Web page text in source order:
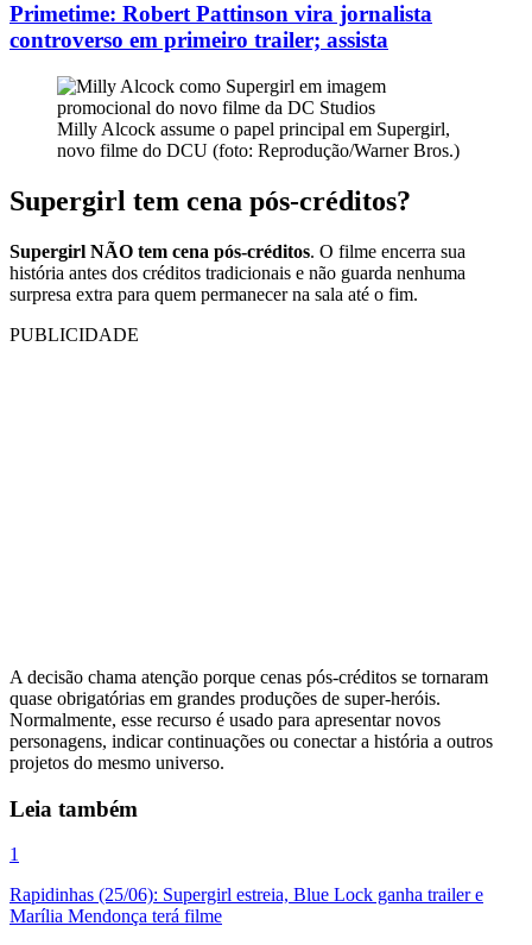
Primetime: Robert Pattinson vira jornalista
controverso em primeiro trailer; assista
Milly Alcock assume o papel principal em Supergirl,
novo filme do DCU (foto: Reprodução/Warner Bros.)
Supergirl tem cena pós-créditos?
Supergirl NÃO tem cena pós-créditos. O filme encerra sua
história antes dos créditos tradicionais e não guarda nenhuma
surpresa extra para quem permanecer na sala até o fim.
PUBLICIDADE
A decisão chama atenção porque cenas pós-créditos se tornaram
quase obrigatórias em grandes produções de super-heróis.
Normalmente, esse recurso é usado para apresentar novos
personagens, indicar continuações ou conectar a história a outros
projetos do mesmo universo.
Leia também
1
Rapidinhas (25/06): Supergirl estreia, Blue Lock ganha trailer e
Marília Mendonça terá filme